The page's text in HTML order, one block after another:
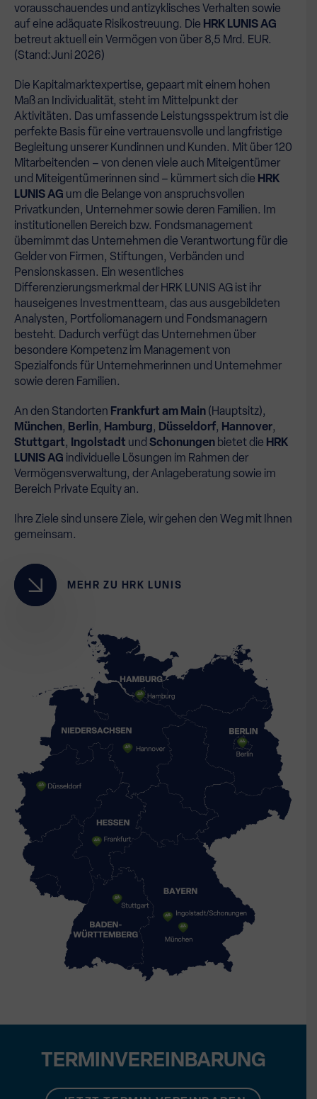
vorausschauendes und antizyklisches Verhalten sowie
auf eine adäquate Risikostreuung. Die HRK LUNIS AG
betreut aktuell ein Vermögen von über 8,5 Mrd. EUR.
(Stand:Juni 2026)
Die Kapitalmarktexpertise, gepaart mit einem hohen
Maß an Individualität, steht im Mittelpunkt der
Aktivitäten. Das umfassende Leistungsspektrum ist die
perfekte Basis für eine vertrauensvolle und langfristige
Begleitung unserer Kundinnen und Kunden. Mit über 120
Mitarbeitenden – von denen viele auch Miteigentümer
und Miteigentümerinnen sind – kümmert sich die HRK
LUNIS AG um die Belange von anspruchsvollen
Privatkunden, Unternehmer sowie deren Familien. Im
institutionellen Bereich bzw. Fondsmanagement
übernimmt das Unternehmen die Verantwortung für die
Gelder von Firmen, Stiftungen, Verbänden und
Pensionskassen. Ein wesentliches
Differenzierungsmerkmal der HRK LUNIS AG ist ihr
hauseigenes Investmentteam, das aus ausgebildeten
Analysten, Portfoliomanagern und Fondsmanagern
besteht. Dadurch verfügt das Unternehmen über
besondere Kompetenz im Management von
Spezialfonds für Unternehmerinnen und Unternehmer
sowie deren Familien.
An den Standorten Frankfurt am Main (Hauptsitz),
München, Berlin, Hamburg, Düsseldorf, Hannover,
Stuttgart, Ingolstadt und Schonungen bietet die HRK
LUNIS AG individuelle Lösungen im Rahmen der
Vermögensverwaltung, der Anlageberatung sowie im
Bereich Private Equity an.
Ihre Ziele sind unsere Ziele, wir gehen den Weg mit Ihnen
gemeinsam.
MEHR ZU HRK LUNIS
TERMINVEREINBARUNG